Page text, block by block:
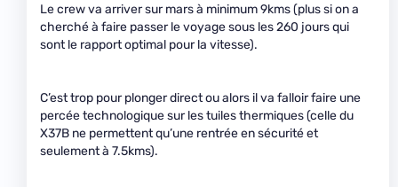
Le crew va arriver sur mars à minimum 9kms (plus si on a
cherché à faire passer le voyage sous les 260 jours qui
sont le rapport optimal pour la vitesse).
C’est trop pour plonger direct ou alors il va falloir faire une
percée technologique sur les tuiles thermiques (celle du
X37B ne permettent qu’une rentrée en sécurité et
seulement à 7.5kms).